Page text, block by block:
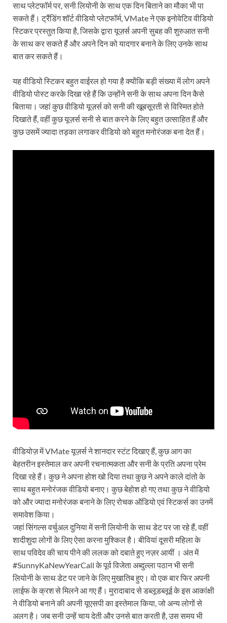
साथ प्लेटफॉर्म पर, सनी लियोनी के साथ एक दिन बिताने का मौका भी पा
सकते हैं। ट्रैंडिंग शॉर्ट वीडियो प्लेटफॉर्म, VMate ने एक इनोवेटिव वीडियो
स्टिकर प्रस्तुत किया है, जिसके द्वारा यूज़र्स अपनी सुबह की शुरुआत सनी
के साथ कर सकते हैं और अपने दिन को यादगार बनाने के लिए उनके साथ
बात कर सकते हैं।
यह वीडियो स्टिकर बहुत वाईरल हो गया है क्योंकि बड़ी संख्या में लोग अपने
वीडियो पोस्ट करके दिखा रहे हैं कि उन्होंने सनी के साथ अपना दिन कैसे
बिताया। जहां कुछ वीडियो यूज़र्स को सनी की खूबसूरती से विस्मित होते
दिखाते हैं, वहीं कुछ यूज़र्स सनी से बात करने के लिए बहुत उत्साहित हैं और
कुछ उसमें ज्यादा तड़का लगाकर वीडियो को बहुत मनोरंजक बना देत हैं।
वीडियोज़ में VMate यूज़र्स ने शानदार स्टंट दिखाए हैं, कुछ आग का
बेहतरीन इस्तेमाल कर अपनी रचनात्मकता और सनी के प्रति अपना प्रेम
दिखा रहे हैं। कुछ ने अपना होश खो दिया तथा कुछ ने अपने काले दांतो के
साथ बहुत मनोरंजक वीडियो बनाए। कुछ बेहोश हो गए तथा कुछ ने वीडियो
को और ज्यादा मनोरंजक बनाने के लिए रोचक ऑडियो एवं स्टिकर्स का उनमें
समावेश किया।
जहां सिंगल्स वर्चुअल दुनिया में सनी लियोनी के साथ डेट पर जा रहे हैं, वहीं
शादीशुदा लोगों के लिए ऐसा करना मुश्किल है। बीवियां दूसरी महिला के
साथ पविदेव की चाय पीने की ललक को दबाते हुए नज़र आयीं । अंत में
#SunnyKaNewYearCall के पूर्व विजेता अब्दुल्ला पठान भी सनी
लियोनी के साथ डेट पर जाने के लिए मुखातिब हुए। वो एक बार फिर अपनी
लाईफ के क्रश से मिलने आ गए हैं। मुरादाबाद से डब्लूडब्लूई के इस आकांक्षी
ने वीडियो बनाने की अपनी यूएसपी का इस्तेमाल किया, जो अन्य लोगों से
अलग है। जब सनी उन्हें चाय देती और उनसे बात करती है, उस समय भी